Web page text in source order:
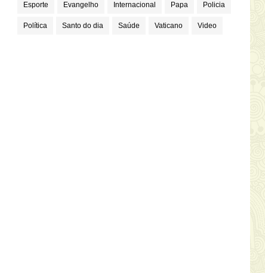
Esporte Evangelho Internacional Papa Policia
Política Santo do dia Saúde Vaticano Video